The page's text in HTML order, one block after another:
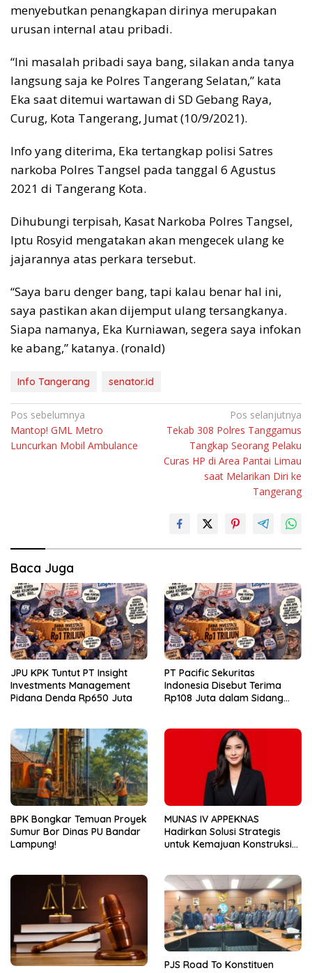
menyebutkan penangkapan dirinya merupakan
urusan internal atau pribadi.
“Ini masalah pribadi saya bang, silakan anda tanya
langsung saja ke Polres Tangerang Selatan,” kata
Eka saat ditemui wartawan di SD Gebang Raya,
Curug, Kota Tangerang, Jumat (10/9/2021).
Info yang diterima, Eka tertangkap polisi Satres
narkoba Polres Tangsel pada tanggal 6 Agustus
2021 di Tangerang Kota.
Dihubungi terpisah, Kasat Narkoba Polres Tangsel,
Iptu Rosyid mengatakan akan mengecek ulang ke
jajarannya atas perkara tersebut.
“Saya baru denger bang, tapi kalau benar hal ini,
saya pastikan akan dijemput ulang tersangkanya.
Siapa namanya, Eka Kurniawan, segera saya infokan
ke abang,” katanya. (ronald)
Info Tangerang senator.id
Navigasi
pos
Pos sebelumnya
Mantop! GML Metro
Luncurkan Mobil Ambulance
Pos selanjutnya
Tekab 308 Polres Tanggamus
Tangkap Seorang Pelaku
Curas HP di Area Pantai Limau
saat Melarikan Diri ke
Tangerang
Baca Juga
JPU KPK Tuntut PT Insight
Investments Management
Pidana Denda Rp650 Juta
PT Pacific Sekuritas
Indonesia Disebut Terima
Rp108 Juta dalam Sidang
BPK Bongkar Temuan Proyek
Sumur Bor Dinas PU Bandar
Lampung!
MUNAS IV APPEKNAS
Hadirkan Solusi Strategis
untuk Kemajuan Konstruksi
PJS Road To Konstituen